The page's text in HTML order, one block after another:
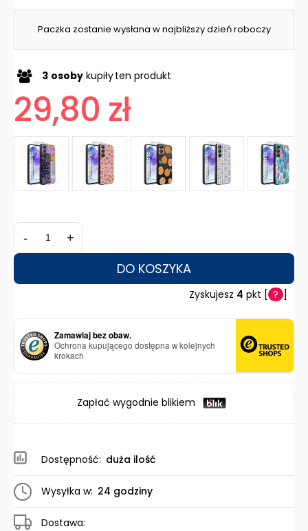
Paczka zostanie wysłana w najbliższy dzień roboczy
3 osoby kupiłyten produkt
29,80 zł
- +
DO KOSZYKA
Zyskujesz 4 pkt [ ? ]
Zamawiaj bez obaw.
Ochrona kupującego dostępna w kolejnych
krokach
Zapłać wygodnie blikiem
Dostępność: duża ilość
Wysyłka w: 24 godziny
Dostawa: